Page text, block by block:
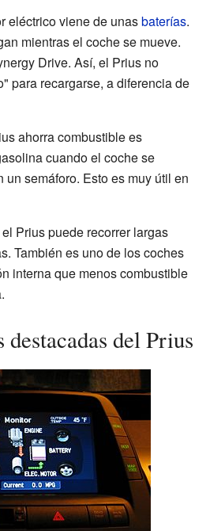
eléctrico viene de unasbaterías.
mientras el coche se mueve.
Drive. Así, el Prius no
para recargarse, a diferencia de
ahorra combustible es
cuando el coche se
semáforo. Esto es muy útil en
Prius puede recorrer largas
También es uno de los coches
interna que menos combustible
del Prius